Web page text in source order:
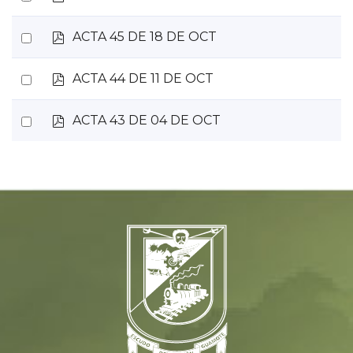
an
item
Select
an
item
p
ACTA 45 DE 18 DE OCT
Select
an
item
p
ACTA 44 DE 11 DE OCT
Select
p
ACTA 43 DE 04 DE OCT